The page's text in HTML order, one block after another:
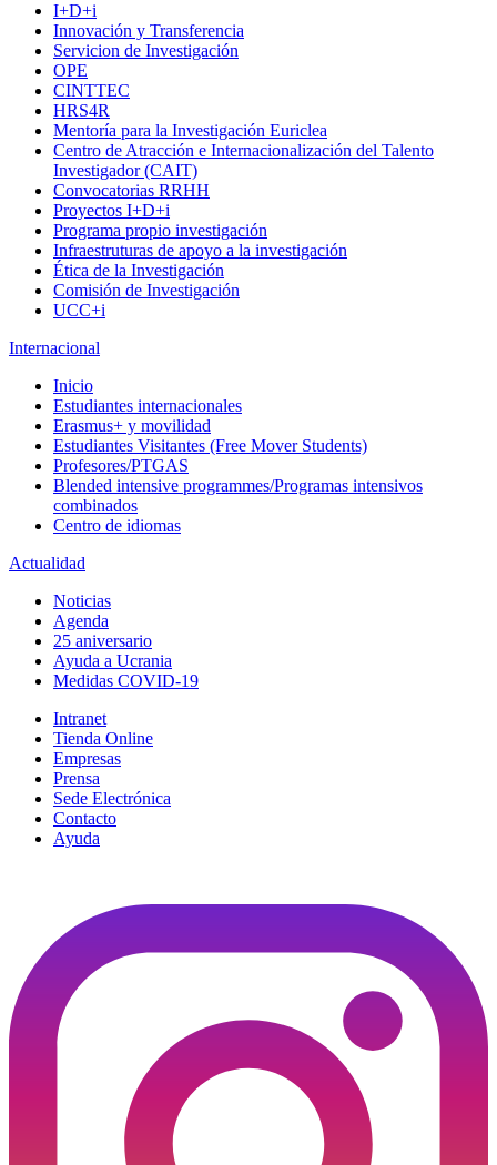
I+D+i
Innovación y Transferencia
Servicion de Investigación
OPE
CINTTEC
HRS4R
Mentoría para la Investigación Euriclea
Centro de Atracción e Internacionalización del Talento
Investigador (CAIT)
Convocatorias RRHH
Proyectos I+D+i
Programa propio investigación
Infraestruturas de apoyo a la investigación
Ética de la Investigación
Comisión de Investigación
UCC+i
Internacional
Inicio
Estudiantes internacionales
Erasmus+ y movilidad
Estudiantes Visitantes (Free Mover Students)
Profesores/PTGAS
Blended intensive programmes/Programas intensivos
combinados
Centro de idiomas
Actualidad
Noticias
Agenda
25 aniversario
Ayuda a Ucrania
Medidas COVID-19
Intranet
Tienda Online
Empresas
Prensa
Sede Electrónica
Contacto
Ayuda